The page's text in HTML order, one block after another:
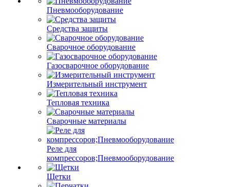
Пневмооборудование
Средства защиты
Сварочное оборудование
Газосварочное оборудование
Измерительный инструмент
Тепловая техника
Сварочные материалы
Реле для
компрессоров;Пневмооборудование
Щетки